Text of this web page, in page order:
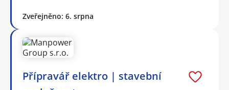
Zveřejněno: 6. srpna
Přípravář elektro | stavební